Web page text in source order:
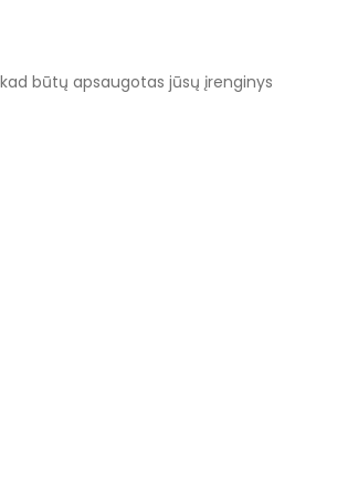
būtų apsaugotas jūsų įrenginys